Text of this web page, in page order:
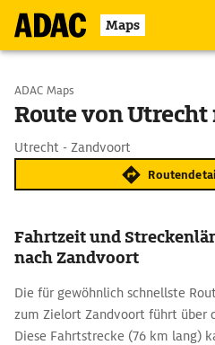
Maps
Start wählen
ADAC Maps
Route von
Utrecht - Zandvoort
Fahrtzeit und
nach Zandvoort
Die für gewöhnlich schnellste
zum Zielort Zandvoort führt über
Diese Fahrtstrecke (76 km lang)